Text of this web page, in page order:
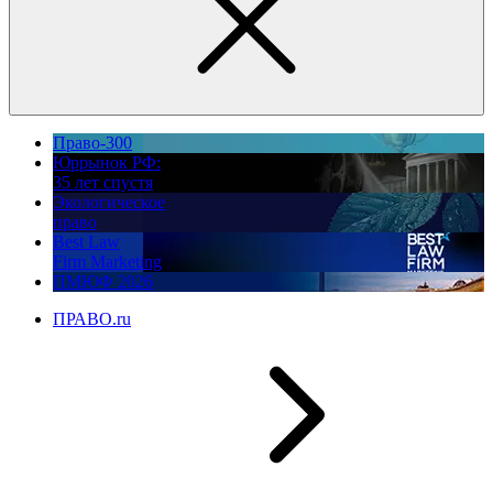
Право-300
Юррынок РФ:
35 лет спустя
Экологическое
право
Best Law
Firm Marketing
ПМЮФ 2026
ПРАВО.ru